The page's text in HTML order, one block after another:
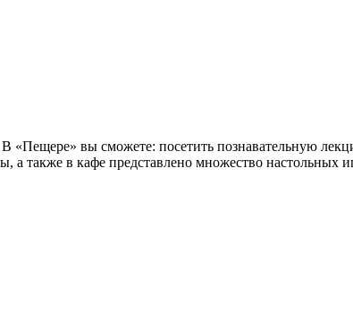
«Пещере» вы сможете: посетить познавательную
а также в кафе представлено множество настольных